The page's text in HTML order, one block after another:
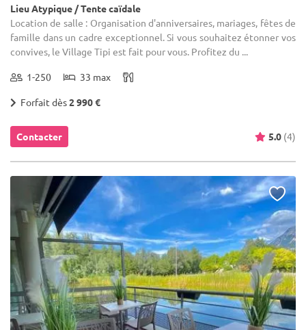
Lieu Atypique / Tente caïdale
Location de salle : Organisation d'anniversaires, mariages, fêtes de
famille dans un cadre exceptionnel. Si vous souhaitez étonner vos
convives, le Village Tipi est fait pour vous. Profitez du ...
1-250 33 max
Forfait dès2 990 €
Contacter 5.0 (4)